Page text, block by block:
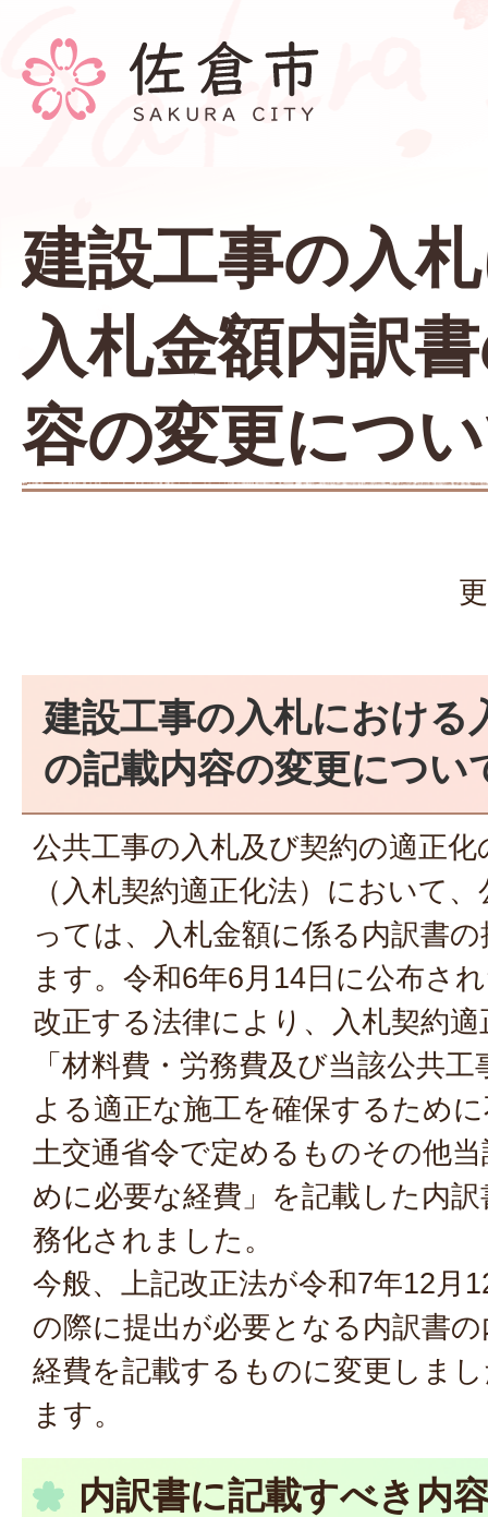
建設工事の入
入札金額内訳
容の変更につ
建設工事の入札における
の記載内容の変更につい
公共工事の入札及び契約の適正
（入札契約適正化法）において
っては、入札金額に係る内訳書
ます。令和6年6月14日に公布さ
改正する法律により、入札契約
「材料費・労務費及び当該公共
よる適正な施工を確保するため
土交通省令で定めるものその他
めに必要な経費」を記載した内
務化されました。
今般、上記改正法が令和7年12月
の際に提出が必要となる内訳書
経費を記載するものに変更しま
ます。
内訳書に記載すべき内